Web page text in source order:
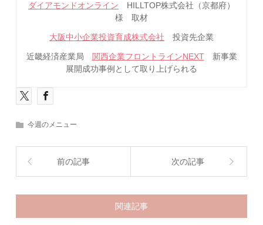
ダイアモンドオンライン HILLTOP株式会社（京都府）
様 取材
大阪中小企業投資育成株式会社 投資先企業
近畿経済産業局 関西企業フロントラインNEXT新事業
展開成功事例として取り上げられる
今週のメニュー
前の記事 次の記事
関連記事